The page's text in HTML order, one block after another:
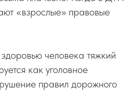
«взрослые» правовые
человека тяжкий
как уголовное
правил дорожного